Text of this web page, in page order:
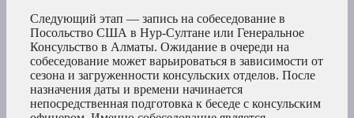
Следующий этап — запись на собеседование в
Посольство США в Нур-Султане или Генеральное
Консульство в Алматы. Ожидание в очереди на
собеседование может варьироваться в зависимости от
сезона и загруженности консульских отделов. После
назначения даты и времени начинается
непосредственная подготовка к беседе с консульским